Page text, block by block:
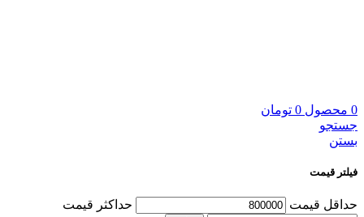
0 محصول 0 تومان
جستجو
بستن
فیلتر قیمت
حداقل قیمت حداكثر قيمت